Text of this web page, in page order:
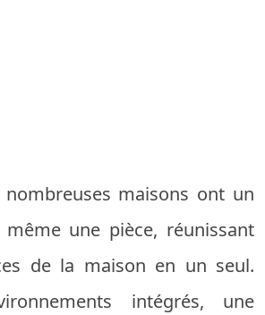
nombreuses maisons ont un
une pièce, réunissant
de la maison en un seul.
intégrés, une